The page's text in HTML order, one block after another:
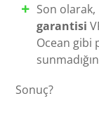
Son olarak,
garantisi
Ocean gibi
Sonuç?